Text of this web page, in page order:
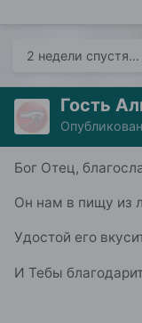
2 недели спустя...
Гость
Бог Отец,
Он нам в пищу из
Удостой его
И Тебы